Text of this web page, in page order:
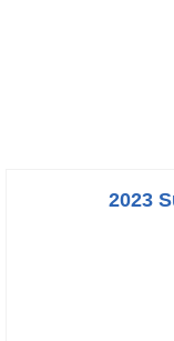
2023